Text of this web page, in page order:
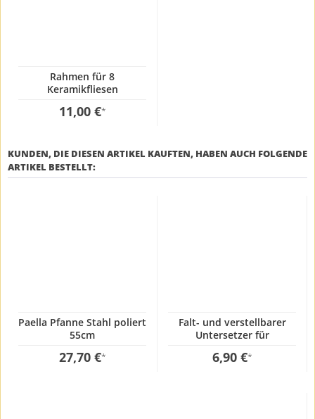
Rahmen für 8
Keramikfliesen
11,00 €*
KUNDEN, DIE DIESEN ARTIKEL KAUFTEN, HABEN AUCH FOLGENDE
ARTIKEL BESTELLT:
Paella Pfanne Stahl poliert
55cm
27,70 €*
Falt- und verstellbarer
Untersetzer für
Pfannen
6,90 €*